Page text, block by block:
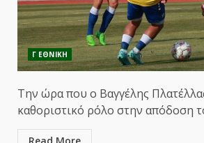
Γ ΕΘΝΙΚΗ
Την ώρα που ο Βαγγέλης
καθοριστικό ρόλο στην απόδοση